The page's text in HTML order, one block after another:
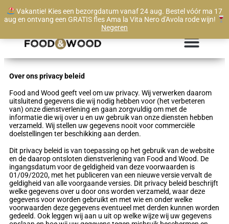
Vakantie! Kies een bezorgdatum vanaf 24 aug. Bestel vóór ma 17
aug en ontvang een GRATIS fles Ama la Vita Nero d'Avola rode wijn!
Negeren
Levertijd vanaf 1 werkdag
Over ons privacy beleid
Food and Wood geeft veel om uw privacy. Wij verwerken daarom
uitsluitend gegevens die wij nodig hebben voor (het verbeteren
van) onze dienstverlening en gaan zorgvuldig om met de
informatie die wij over u en uw gebruik van onze diensten hebben
verzameld. Wij stellen uw gegevens nooit voor commerciële
doelstellingen ter beschikking aan derden.
Dit privacy beleid is van toepassing op het gebruik van de website
en de daarop ontsloten dienstverlening van Food and Wood. De
ingangsdatum voor de geldigheid van deze voorwaarden is
01/09/2020, met het publiceren van een nieuwe versie vervalt de
geldigheid van alle voorgaande versies. Dit privacy beleid beschrijft
welke gegevens over u door ons worden verzameld, waar deze
gegevens voor worden gebruikt en met wie en onder welke
voorwaarden deze gegevens eventueel met derden kunnen worden
gedeeld. Ook leggen wij aan u uit op welke wijze wij uw gegevens